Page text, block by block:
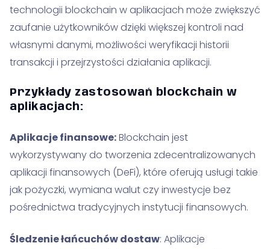
technologii blockchain w aplikacjach może zwiększyć
zaufanie użytkowników dzięki większej kontroli nad
własnymi danymi, możliwości weryfikacji historii
transakcji i przejrzystości działania aplikacji.
Przykłady zastosowań blockchain w
aplikacjach:
Aplikacje finansowe:Blockchain jest
wykorzystywany do tworzenia zdecentralizowanych
aplikacji finansowych (DeFi), które oferują usługi takie
jak pożyczki, wymiana walut czy inwestycje bez
pośrednictwa tradycyjnych instytucji finansowych.
Śledzenie łańcuchów dostaw: Aplikacje